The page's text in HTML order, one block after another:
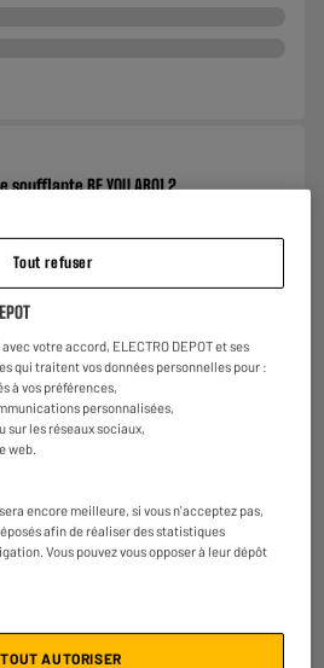
soufflante BE YOU AB01.2
d'embouts : 5
de la brosse :
CALOR CF2119C0 16mm
Tout refuser
votre accord, ELECTRO DEPOT et ses
qui traitent vos données personnelles pour :
à vos préférences,
personnalisées,
les réseaux sociaux,
web.
encore meilleure, si vous n'acceptez pas,
afin de réaliser des statistiques
Vous pouvez vous opposer à leur dépôt
AUTORISER